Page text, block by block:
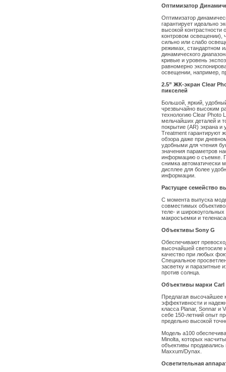
Оптимизатор
Оптимизатор
гарантирует идеально
высокой контрастности
контровом освещении),
сильно или слабо
режимах, стандартном
динамического
кривые и уровень
равномерно
освещении, например,
2.5” ЖК-экран Clear
пикселей
Большой, яркий,
чрезвычайно высоким
технологию Clear Photo
мельчайших деталей и
покрытие (AR) экрана
Treatment гарантируют
обзора даже при
удобными для чтения
значения параметров
информацию о съемке.
снимка автоматически
дисплее для более
информации.
Растущее семейство
С момента выпуска
совместимых
теле- и широкоугольных
макросъемки и
Объективы Sony G
Обеспечивают
высочайшей светосиле
качество при любых
Специальное
засветку и паразитные
против солнца.
Объективы марки Carl
Предлагая высочайшее
эффективности и
класса Planar, Sonnar и
себе 150-летний опыт
предельно высокой
Модель a100
Minolta, которых
объективы
Maxxum/Dynax.
Осветительная